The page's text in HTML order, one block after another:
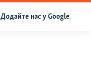
Додайте нас у Google